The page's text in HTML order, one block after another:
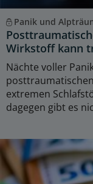
Panik und
Wirkstoff kann
Nächte voller
extremen
dagegen gibt es